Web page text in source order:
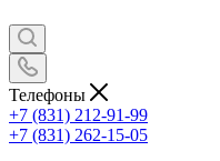
Телефоны
+7 (831) 212-91-99
+7 (831) 262-15-05